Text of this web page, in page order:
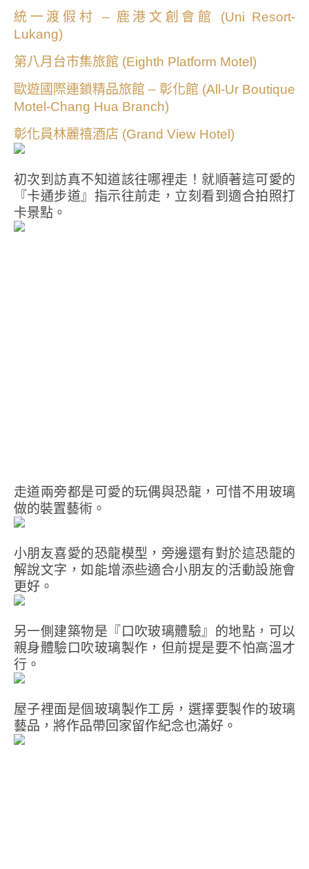
統一渡假村 – 鹿港文創會館 (Uni Resort-
Lukang)
第八月台市集旅館 (Eighth Platform Motel)
歐遊國際連鎖精品旅館 – 彰化館 (All-Ur Boutique
Motel-Chang Hua Branch)
彰化員林麗禧酒店 (Grand View Hotel)
初次到訪真不知道該往哪裡走！就順著這可愛的
『卡通步道』指示往前走，立刻看到適合拍照打
卡景點。
走道兩旁都是可愛的玩偶與恐龍，可惜不用玻璃
做的裝置藝術。
小朋友喜愛的恐龍模型，旁邊還有對於這恐龍的
解說文字，如能增添些適合小朋友的活動設施會
更好。
另一側建築物是『口吹玻璃體驗』的地點，可以
親身體驗口吹玻璃製作，但前提是要不怕高溫才
行。
屋子裡面是個玻璃製作工房，選擇要製作的玻璃
藝品，將作品帶回家留作紀念也滿好。